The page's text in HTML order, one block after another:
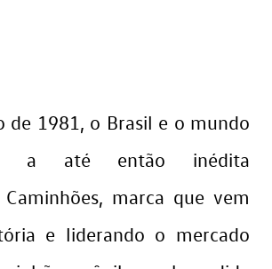
de 1981, o Brasil e o mundo
a até então inédita
marca que vem
e liderando o mercado